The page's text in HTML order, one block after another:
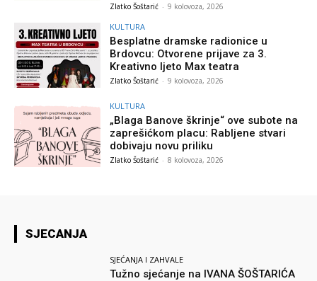
Zlatko Šoštarić - 9 kolovoza, 2026
KULTURA
Besplatne dramske radionice u
Brdovcu: Otvorene prijave za 3.
Kreativno ljeto Max teatra
Zlatko Šoštarić - 9 kolovoza, 2026
KULTURA
„Blaga Banove škrinje“ ove subote na
zaprešićkom placu: Rabljene stvari
dobivaju novu priliku
Zlatko Šoštarić - 8 kolovoza, 2026
SJECANJA
SJEĆANJA I ZAHVALE
Tužno sjećanje na IVANA ŠOŠTARIĆA